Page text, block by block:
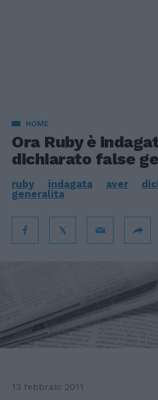
HOME
Ora Ruby è
dichiarato false
ruby indagata aver
generalita
13 febbraio 2011